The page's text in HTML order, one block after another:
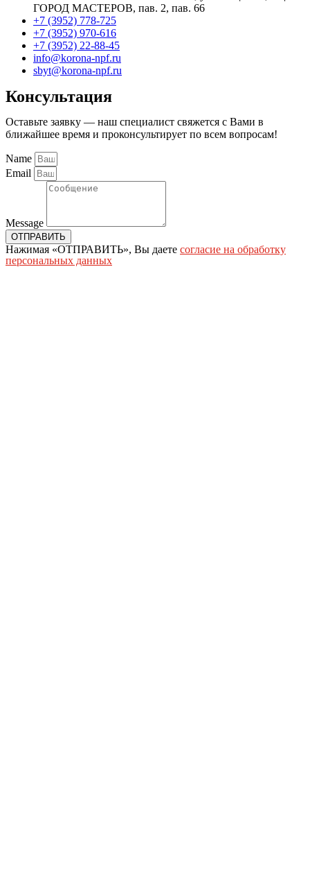
ГОРОД МАСТЕРОВ, пав. 2, пав. 66
+7 (3952) 778-725
+7 (3952) 970-616
+7 (3952) 22-88-45
info@korona-npf.ru
sbyt@korona-npf.ru
Консультация
Оставьте заявку — наш специалист свяжется с Вами в
ближайшее время и проконсультирует по всем вопросам!
Name
Email
Message
ОТПРАВИТЬ
Нажимая «ОТПРАВИТЬ», Вы даете согласие на обработку
персональных данных